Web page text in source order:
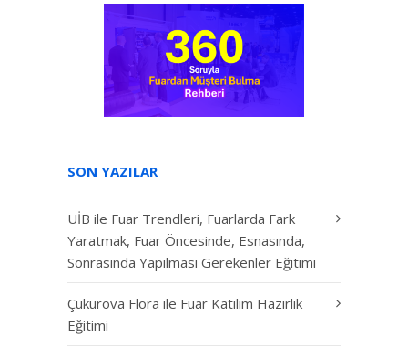
SON YAZILAR
UİB ile Fuar Trendleri, Fuarlarda Fark
Yaratmak, Fuar Öncesinde, Esnasında,
Sonrasında Yapılması Gerekenler Eğitimi
Çukurova Flora ile Fuar Katılım Hazırlık
Eğitimi